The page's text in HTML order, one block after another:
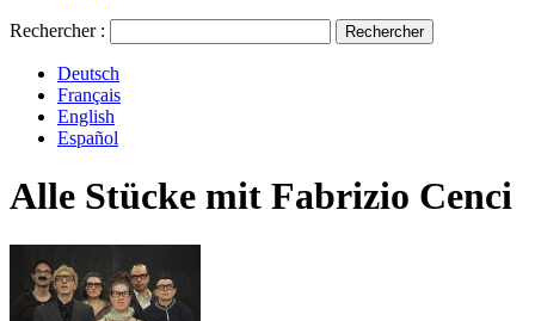
Rechercher :
Deutsch
Français
English
Español
Alle Stücke mit Fabrizio Cenci